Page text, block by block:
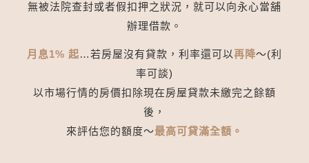
無被法院查封或者假扣押之狀況，就可以向永心當舖
辦理借款。
月息1% 起…若房屋沒有貸款，利率還可以再降～(利
率可談)
以市場行情的房價扣除現在房屋貸款未繳完之餘額
後，
來評估您的額度～最高可貸滿全額。